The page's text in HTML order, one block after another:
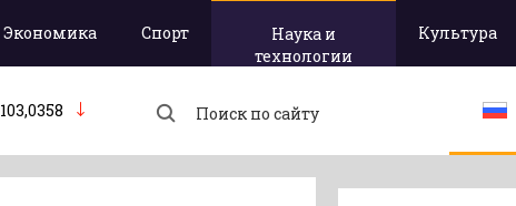
Экономика Спорт
Наука и
технологии
Культура
103,0358